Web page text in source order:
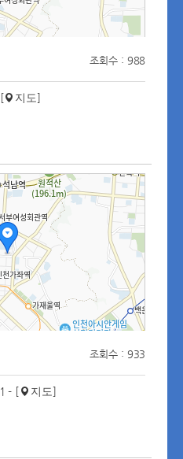
조회수 : 988
지도]
조회수 : 933
- [ 지도]